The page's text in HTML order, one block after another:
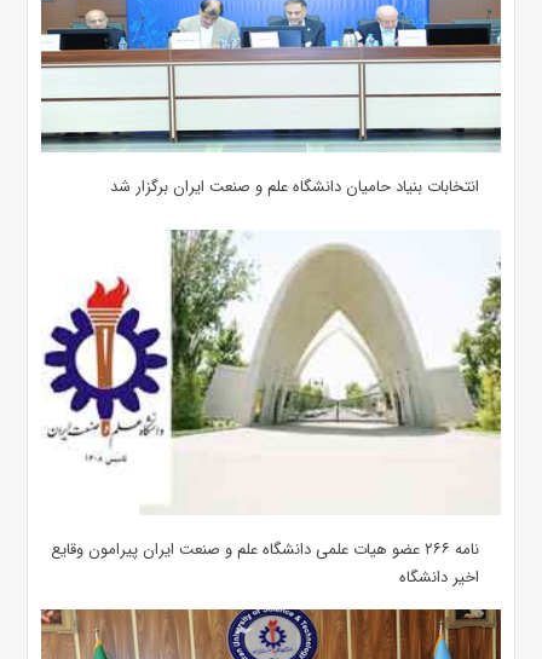
انتخابات بنیاد حامیان دانشگاه علم و صنعت ایران برگزار شد
نامه ۲۶۶ عضو هیات علمی دانشگاه علم و صنعت ایران پیرامون وقایع
اخیر دانشگاه